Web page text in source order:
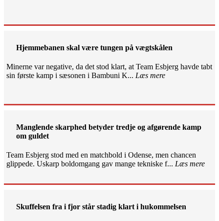
Hjemmebanen skal være tungen på vægtskålen
Minerne var negative, da det stod klart, at Team Esbjerg havde tabt
sin første kamp i sæsonen i Bambuni K... Læs mere
Manglende skarphed betyder tredje og afgørende kamp
om guldet
Team Esbjerg stod med en matchbold i Odense, men chancen
glippede. Uskarp boldomgang gav mange tekniske f... Læs mere
Skuffelsen fra i fjor står stadig klart i hukommelsen